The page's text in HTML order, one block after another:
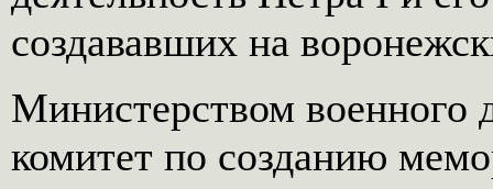
создававших на
Министерством военного
комитет по созданию